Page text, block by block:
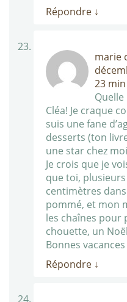
Répondre ↓
marie
23 min
Cléa! Je craque
suis une fane
desserts (ton
une star chez
Je crois que je
que toi,
centimètres
pommé, et mon
les chaînes pour
chouette, un
Bonnes
Répondre ↓